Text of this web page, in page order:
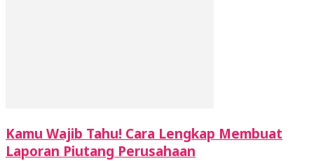
Kamu Wajib Tahu! Cara Lengkap Membuat
Laporan Piutang Perusahaan​